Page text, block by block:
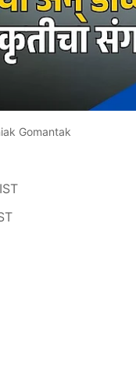
Gomantak
IST